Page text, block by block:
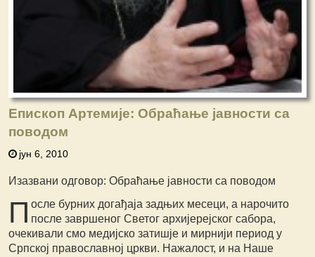
Епископ Артемије: Обраћање јавности са
поводом
јун 6, 2010
Изазвани одговор: Обраћање јавности са поводом
П осле бурних догађаја задњих месеци, а нарочито
после завршеног Светог архијерејског сабора,
очекивали смо медијско затишје и мирнији период у
Српској православној цркви. Нажалост, и на Наше